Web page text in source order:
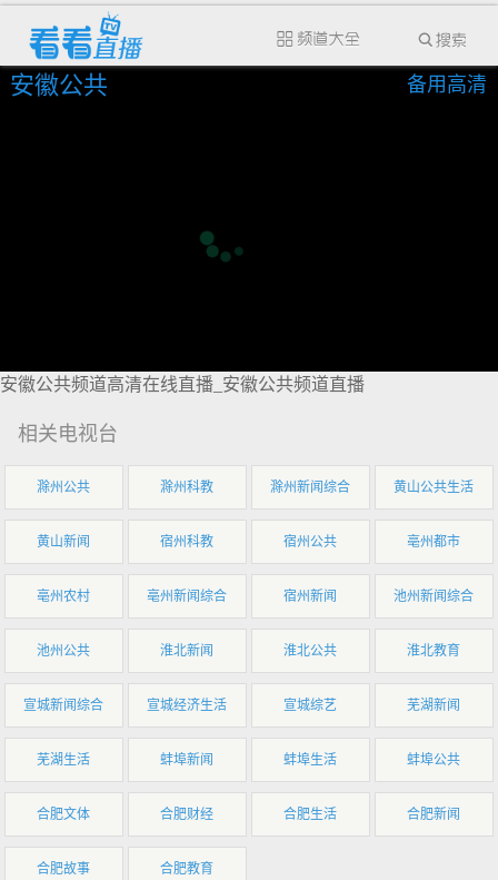
安徽公共 备用高清
安徽公共频道高清在线直播_安徽公共频道直播
相关电视台
滁州公共 滁州科教 滁州新闻综合 黄山公共生活
黄山新闻 宿州科教 宿州公共 亳州都市
亳州农村 亳州新闻综合 宿州新闻 池州新闻综合
池州公共 淮北新闻 淮北公共 淮北教育
宣城新闻综合 宣城经济生活 宣城综艺 芜湖新闻
芜湖生活 蚌埠新闻 蚌埠生活 蚌埠公共
合肥文体 合肥财经 合肥生活 合肥新闻
合肥故事 合肥教育